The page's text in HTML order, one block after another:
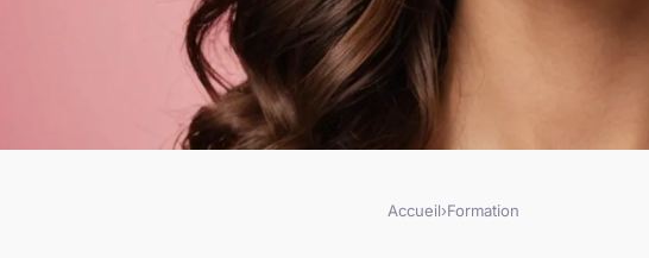
Accueil›Formation